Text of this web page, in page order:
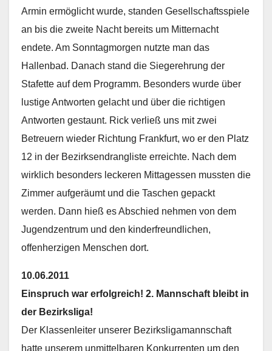
Armin ermöglicht wurde, standen Gesellschaftsspiele
an bis die zweite Nacht bereits um Mitternacht
endete. Am Sonntagmorgen nutzte man das
Hallenbad. Danach stand die Siegerehrung der
Stafette auf dem Programm. Besonders wurde über
lustige Antworten gelacht und über die richtigen
Antworten gestaunt. Rick verließ uns mit zwei
Betreuern wieder Richtung Frankfurt, wo er den Platz
12 in der Bezirksendrangliste erreichte. Nach dem
wirklich besonders leckeren Mittagessen mussten die
Zimmer aufgeräumt und die Taschen gepackt
werden. Dann hieß es Abschied nehmen von dem
Jugendzentrum und den kinderfreundlichen,
offenherzigen Menschen dort.
10.06.2011
Einspruch war erfolgreich! 2. Mannschaft bleibt in
der Bezirksliga!
Der Klassenleiter unserer Bezirksligamannschaft
hatte unserem unmittelbaren Konkurrenten um den